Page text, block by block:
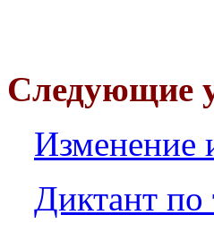
Следующие
Изменение
Диктант по